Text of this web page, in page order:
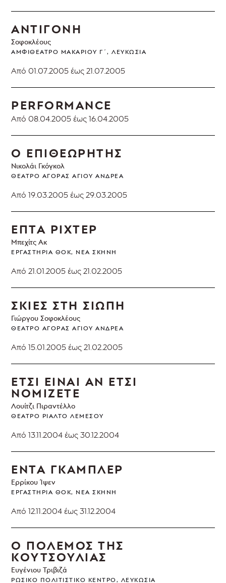
ΑΝΤΙΓΟΝΗ
Σοφοκλέους
ΑΜΦΙΘΈΑΤΡΟ ΜΑΚΑΡΊΟΥ Γ΄, ΛΕΥΚΩΣΊΑ
Από 01.07.2005 έως 21.07.2005
PERFORMANCE
Από 08.04.2005 έως 16.04.2005
Ο ΕΠΙΘΕΩΡΗΤΗΣ
Νικολάι Γκόγκολ
ΘΈΑΤΡΟ ΑΓΟΡΆΣ ΑΓΊΟΥ ΑΝΔΡΈΑ
Από 19.03.2005 έως 29.03.2005
ΕΠΤΑ ΡΙΧΤΕΡ
Μπεχίτς Ακ
ΕΡΓΑΣΤΉΡΙΑ ΘΟΚ, ΝΈΑ ΣΚΗΝΉ
Από 21.01.2005 έως 21.02.2005
ΣΚΙΕΣ ΣΤΗ ΣΙΩΠΗ
Γιώργου Σοφοκλέους
ΘΈΑΤΡΟ ΑΓΟΡΆΣ ΑΓΊΟΥ ΑΝΔΡΈΑ
Από 15.01.2005 έως 21.02.2005
ΕΤΣΙ ΕΙΝΑΙ ΑΝ ΕΤΣΙ
ΝΟΜΙΖΕΤΕ
Λουίτζι Πιραντέλλο
ΘΈΑΤΡΟ ΡΙΆΛΤΟ ΛΕΜΕΣΟΎ
Από 13.11.2004 έως 30.12.2004
ΕΝΤΑ ΓΚΑΜΠΛΕΡ
Ερρίκου Ίψεν
ΕΡΓΑΣΤΉΡΙΑ ΘΟΚ, ΝΈΑ ΣΚΗΝΉ
Από 12.11.2004 έως 31.12.2004
Ο ΠΟΛΕΜΟΣ ΤΗΣ
ΚΟΥΤΣΟΥΛΙΑΣ
Ευγένιου Τριβιζά
ΡΩΣΙΚΌ ΠΟΛΙΤΙΣΤΙΚΌ ΚΈΝΤΡΟ, ΛΕΥΚΩΣΊΑ